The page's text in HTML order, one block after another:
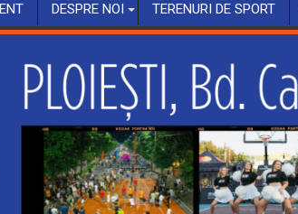
DESPRE NOI TERENURI DE SPORT